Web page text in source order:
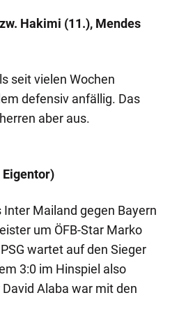
Hakimi (11.), Mendes
seit vielen Wochen
defensiv anfällig. Das
aber aus.
Eigentor)
Mailand gegen Bayern
um ÖFB-Star Marko
wartet auf den Sieger
3:0 im Hinspiel also
Alaba war mit den